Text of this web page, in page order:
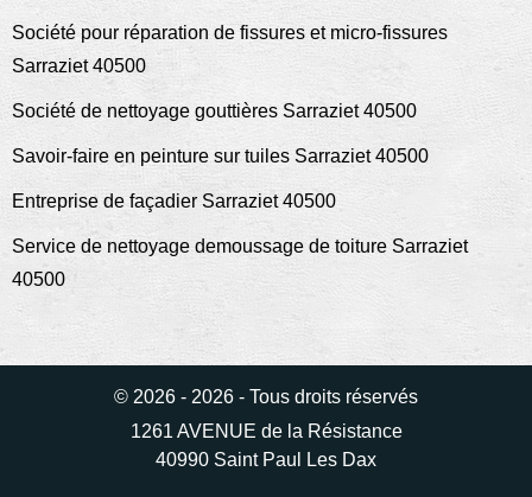
Société pour réparation de fissures et micro-fissures
Sarraziet 40500
Société de nettoyage gouttières Sarraziet 40500
Savoir-faire en peinture sur tuiles Sarraziet 40500
Entreprise de façadier Sarraziet 40500
Service de nettoyage demoussage de toiture Sarraziet
40500
© 2026 - 2026 - Tous droits réservés
1261 AVENUE de la Résistance
40990 Saint Paul Les Dax